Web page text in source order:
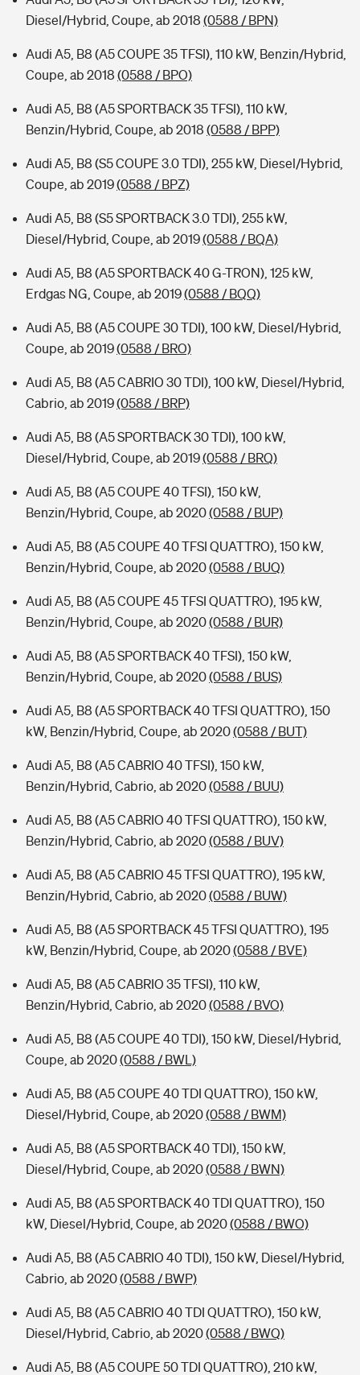
Diesel/Hybrid, Coupe, ab 2018 (0588 / BPN)
Audi A5, B8 (A5 COUPE 35 TFSI), 110 kW, Benzin/Hybrid,
Coupe, ab 2018 (0588 / BPO)
Audi A5, B8 (A5 SPORTBACK 35 TFSI), 110 kW,
Benzin/Hybrid, Coupe, ab 2018 (0588 / BPP)
Audi A5, B8 (S5 COUPE 3.0 TDI), 255 kW, Diesel/Hybrid,
Coupe, ab 2019(0588 / BPZ)
Audi A5, B8 (S5 SPORTBACK 3.0 TDI), 255 kW,
Diesel/Hybrid, Coupe, ab 2019(0588 / BQA)
Audi A5, B8 (A5 SPORTBACK 40 G-TRON), 125 kW,
Erdgas NG, Coupe, ab 2019(0588 / BQQ)
Audi A5, B8 (A5 COUPE 30 TDI), 100 kW, Diesel/Hybrid,
Coupe, ab 2019(0588 / BRO)
Audi A5, B8 (A5 CABRIO 30 TDI), 100 kW, Diesel/Hybrid,
Cabrio, ab 2019(0588 / BRP)
Audi A5, B8 (A5 SPORTBACK 30 TDI), 100 kW,
Diesel/Hybrid, Coupe, ab 2019(0588 / BRQ)
Audi A5, B8 (A5 COUPE 40 TFSI), 150 kW,
Benzin/Hybrid, Coupe, ab 2020(0588 / BUP)
Audi A5, B8 (A5 COUPE 40 TFSI QUATTRO), 150 kW,
Benzin/Hybrid, Coupe, ab 2020(0588 / BUQ)
Audi A5, B8 (A5 COUPE 45 TFSI QUATTRO), 195 kW,
Benzin/Hybrid, Coupe, ab 2020(0588 / BUR)
Audi A5, B8 (A5 SPORTBACK 40 TFSI), 150 kW,
Benzin/Hybrid, Coupe, ab 2020(0588 / BUS)
Audi A5, B8 (A5 SPORTBACK 40 TFSI QUATTRO), 150
kW, Benzin/Hybrid, Coupe, ab 2020(0588 / BUT)
Audi A5, B8 (A5 CABRIO 40 TFSI), 150 kW,
Benzin/Hybrid, Cabrio, ab 2020(0588 / BUU)
Audi A5, B8 (A5 CABRIO 40 TFSI QUATTRO), 150 kW,
Benzin/Hybrid, Cabrio, ab 2020(0588 / BUV)
Audi A5, B8 (A5 CABRIO 45 TFSI QUATTRO), 195 kW,
Benzin/Hybrid, Cabrio, ab 2020(0588 / BUW)
Audi A5, B8 (A5 SPORTBACK 45 TFSI QUATTRO), 195
kW, Benzin/Hybrid, Coupe, ab 2020(0588 / BVE)
Audi A5, B8 (A5 CABRIO 35 TFSI), 110 kW,
Benzin/Hybrid, Cabrio, ab 2020(0588 / BVO)
Audi A5, B8 (A5 COUPE 40 TDI), 150 kW, Diesel/Hybrid,
Coupe, ab 2020(0588 / BWL)
Audi A5, B8 (A5 COUPE 40 TDI QUATTRO), 150 kW,
Diesel/Hybrid, Coupe, ab 2020(0588 / BWM)
Audi A5, B8 (A5 SPORTBACK 40 TDI), 150 kW,
Diesel/Hybrid, Coupe, ab 2020(0588 / BWN)
Audi A5, B8 (A5 SPORTBACK 40 TDI QUATTRO), 150
kW, Diesel/Hybrid, Coupe, ab 2020(0588 / BWO)
Audi A5, B8 (A5 CABRIO 40 TDI), 150 kW, Diesel/Hybrid,
Cabrio, ab 2020(0588 / BWP)
Audi A5, B8 (A5 CABRIO 40 TDI QUATTRO), 150 kW,
Diesel/Hybrid, Cabrio, ab 2020(0588 / BWQ)
Audi A5, B8 (A5 COUPE 50 TDI QUATTRO), 210 kW,